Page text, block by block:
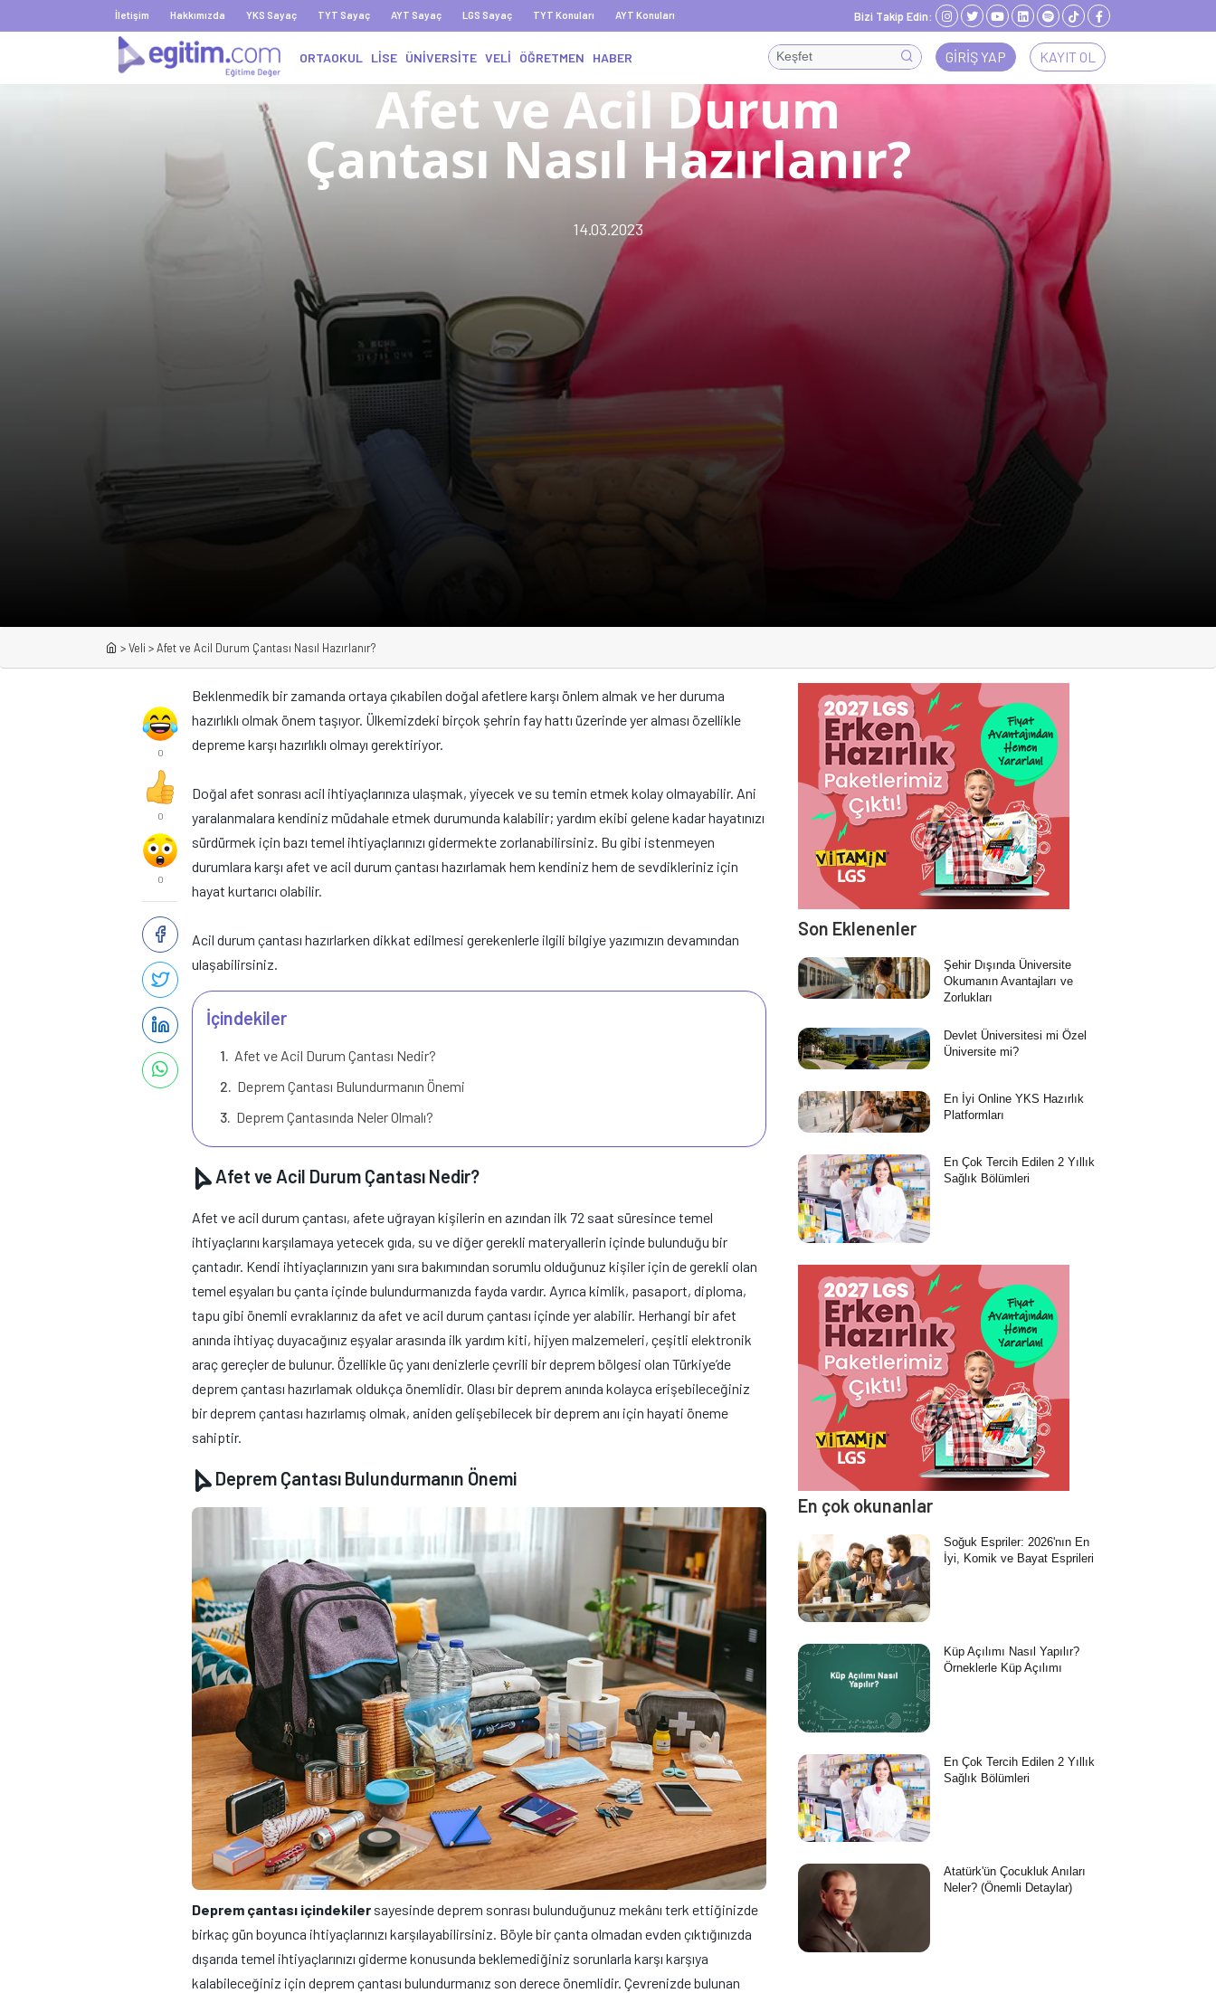
İletişim Hakkımızda YKS Sayaç TYT Sayaç AYT Sayaç LGS Sayaç TYT Konuları AYT Konuları Bizi Takip Edin:
GIRIŞ YAP KAYIT OL
ORTAOKUL LİSE ÜNİVERSİTE VELİ ÖĞRETMEN HABER
Afet ve Acil Durum
Çantası Nasıl Hazırlanır?
14.03.2023
>Veli >Afet ve Acil Durum Çantası Nasıl Hazırlanır?
0
0
0
Beklenmedik bir zamanda ortaya çıkabilen doğal afetlere karşı önlem almak ve her duruma
hazırlıklı olmak önem taşıyor. Ülkemizdeki birçok şehrin fay hattı üzerinde yer alması özellikle
depreme karşı hazırlıklı olmayı gerektiriyor.
Doğal afet sonrası acil ihtiyaçlarınıza ulaşmak, yiyecek ve su temin etmek kolay olmayabilir. Ani
yaralanmalara kendiniz müdahale etmek durumunda kalabilir; yardım ekibi gelene kadar hayatınızı
sürdürmek için bazı temel ihtiyaçlarınızı gidermekte zorlanabilirsiniz. Bu gibi istenmeyen
durumlara karşı afet ve acil durum çantası hazırlamak hem kendiniz hem de sevdikleriniz için
hayat kurtarıcı olabilir.
Acil durum çantası hazırlarken dikkat edilmesi gerekenlerle ilgili bilgiye yazımızın devamından
ulaşabilirsiniz.
İçindekiler
Afet ve Acil Durum Çantası Nedir?
Deprem Çantası Bulundurmanın Önemi
Deprem Çantasında Neler Olmalı?
Afet ve Acil Durum Çantası Nedir?
Afet ve acil durum çantası, afete uğrayan kişilerin en azından ilk 72 saat süresince temel
ihtiyaçlarını karşılamaya yetecek gıda, su ve diğer gerekli materyallerin içinde bulunduğu bir
çantadır. Kendi ihtiyaçlarınızın yanı sıra bakımından sorumlu olduğunuz kişiler için de gerekli olan
temel eşyaları bu çanta içinde bulundurmanızda fayda vardır. Ayrıca kimlik, pasaport, diploma,
tapu gibi önemli evraklarınız da afet ve acil durum çantası içinde yer alabilir. Herhangi bir afet
anında ihtiyaç duyacağınız eşyalar arasında ilk yardım kiti, hijyen malzemeleri, çeşitli elektronik
araç gereçler de bulunur. Özellikle üç yanı denizlerle çevrili bir deprem bölgesi olan Türkiye’de
deprem çantası hazırlamak oldukça önemlidir. Olası bir deprem anında kolayca erişebileceğiniz
bir deprem çantası hazırlamış olmak, aniden gelişebilecek bir deprem anı için hayati öneme
sahiptir.
Deprem Çantası Bulundurmanın Önemi
Deprem çantası içindekiler sayesinde deprem sonrası bulunduğunuz mekânı terk ettiğinizde
birkaç gün boyunca ihtiyaçlarınızı karşılayabilirsiniz. Böyle bir çanta olmadan evden çıktığınızda
dışarıda temel ihtiyaçlarınızı giderme konusunda beklemediğiniz sorunlarla karşı karşıya
kalabileceğiniz için deprem çantası bulundurmanız son derece önemlidir. Çevrenizde bulunan
Son Eklenenler
Şehir Dışında Üniversite
Okumanın Avantajları ve
Zorlukları
Devlet Üniversitesi mi Özel
Üniversite mi?
En İyi Online YKS Hazırlık
Platformları
En Çok Tercih Edilen 2 Yıllık
Sağlık Bölümleri
En çok okunanlar
Soğuk Espriler: 2026'nın En
İyi, Komik ve Bayat Esprileri
Küp Açılımı Nasıl Yapılır?
Örneklerle Küp Açılımı
En Çok Tercih Edilen 2 Yıllık
Sağlık Bölümleri
Atatürk'ün Çocukluk Anıları
Neler? (Önemli Detaylar)